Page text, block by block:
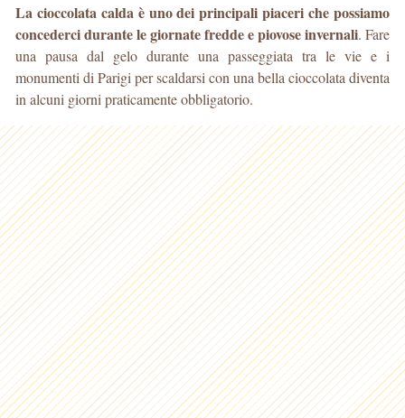
La cioccolata calda è uno dei principali piaceri che possiamo
concederci durante le giornate fredde e piovose invernali. Fare
una pausa dal gelo durante una passeggiata tra le vie e i
monumenti di Parigi per scaldarsi con una bella cioccolata diventa
in alcuni giorni praticamente obbligatorio.